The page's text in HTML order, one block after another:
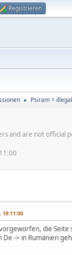
Registrieren
► Psiram =
and are not
18:11:00
die
-> in Rumänien